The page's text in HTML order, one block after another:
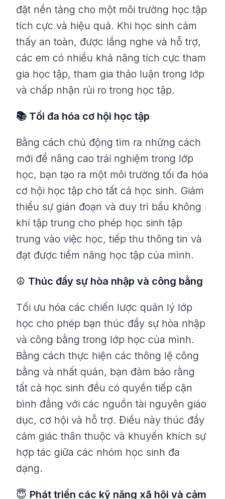
đặt nền tảng cho một môi trường học tập
tích cực và hiệu quả. Khi học sinh cảm
thấy an toàn, được lắng nghe và hỗ trợ,
các em có nhiều khả năng tích cực tham
gia học tập, tham gia thảo luận trong lớp
và chấp nhận rủi ro trong học tập.
📚 Tối đa hóa cơ hội học tập
Bằng cách chủ động tìm ra những cách
mới để nâng cao trải nghiệm trong lớp
học, bạn tạo ra một môi trường tối đa hóa
cơ hội học tập cho tất cả học sinh. Giảm
thiểu sự gián đoạn và duy trì bầu không
khí tập trung cho phép học sinh tập
trung vào việc học, tiếp thu thông tin và
đạt được tiềm năng học tập của mình.
☮️ Thúc đẩy sự hòa nhập và công bằng
Tối ưu hóa các chiến lược quản lý lớp
học cho phép bạn thúc đẩy sự hòa nhập
và công bằng trong lớp học của mình.
Bằng cách thực hiện các thông lệ công
bằng và nhất quán, bạn đảm bảo rằng
tất cả học sinh đều có quyền tiếp cận
bình đẳng với các nguồn tài nguyên giáo
dục, cơ hội và hỗ trợ. Điều này thúc đẩy
cảm giác thân thuộc và khuyến khích sự
hợp tác giữa các nhóm học sinh đa
dạng.
😇 Phát triển các kỹ năng xã hội và cảm